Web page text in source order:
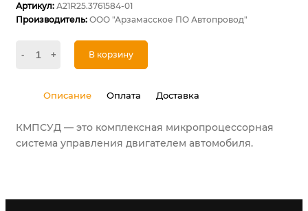
Артикул: А21R25.3761584-01
Производитель: ООО "Арзамасское ПО Автопровод"
- + В корзину
Описание Оплата Доставка
КМПСУД — это комплексная микропроцессорная
система управления двигателем автомобиля.